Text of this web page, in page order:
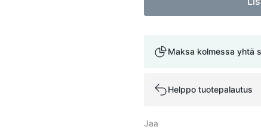
Maksa kolmessa yhtä
Helppo tuotepalautus
Jaa